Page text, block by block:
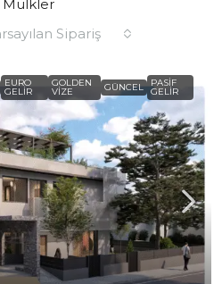
Mülkler
Sipariş
EURO
GELIR
GOLDEN
VIZE GÜNCEL PASIF
GELIR